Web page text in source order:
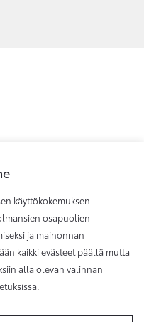
käyttökokemuksen
osapuolien
ja mainonnan
kaikki evästeet päällä mutta
alla olevan valinnan
.